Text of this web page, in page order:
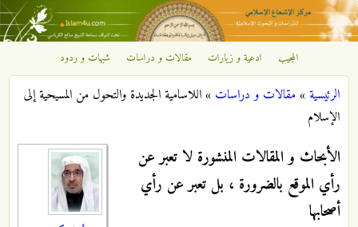
تجاوز إلى المحتوى الرئيسي
مركز
الإشعاع
الإسلامي
المجيب ادعية و زيارات مقالات و دراسات شبهات و ردود
أنت هنا
الرئيسية»مقالات و دراسات »اللاسامية الجديدة والتحول من المسيحية إلى
الإسلام
الأبحاث و المقالات المنشورة لا تعبر عن
رأي الموقع بالضرورة ، بل تعبر عن رأي
أصحابها